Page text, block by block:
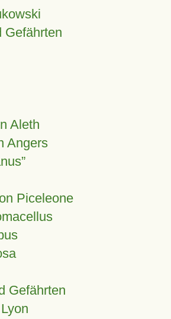
Gefährten
Aleth
Angers
Piceleone
Gefährten